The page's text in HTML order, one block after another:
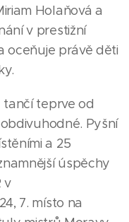
Holaňová a
v prestižní
oceňuje právě děti
tančí teprve od
Pyšní
a 25
úspěchy
v
7. místo na